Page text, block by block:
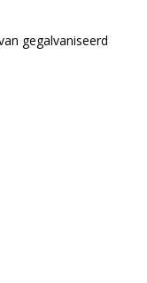
gegalvaniseerd